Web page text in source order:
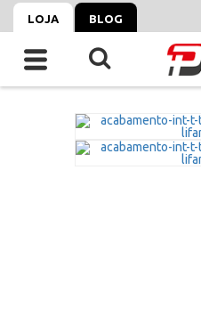
LOJA BLOG